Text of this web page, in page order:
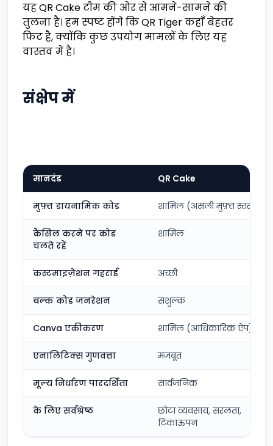
यह QR Cake टीम की ओर से आमने-सामने की
तुलना है। हम स्पष्ट होंगे कि QR Tiger कहाँ बेहतर
फिट है, क्योंकि कुछ उपयोग मामलों के लिए यह
वास्तव में है।
संक्षेप में
मानदंड QR Cake
मुफ़्त डायनामिक कोड शामिल (असली मुफ़्त स्तर)
कैंसिल करने पर कोड
चलते रहें
शामिल
कस्टमाइज़ेशन गहराई अच्छी
बल्क कोड जनरेशन सशुल्क
Canva एकीकरण शामिल (आधिकारिक ऐप)
एनालिटिक्स गुणवत्ता मज़बूत
मूल्य निर्धारण पारदर्शिता सार्वजनिक
के लिए सर्वश्रेष्ठ
छोटा व्यवसाय, सरलता,
टिकाऊपन